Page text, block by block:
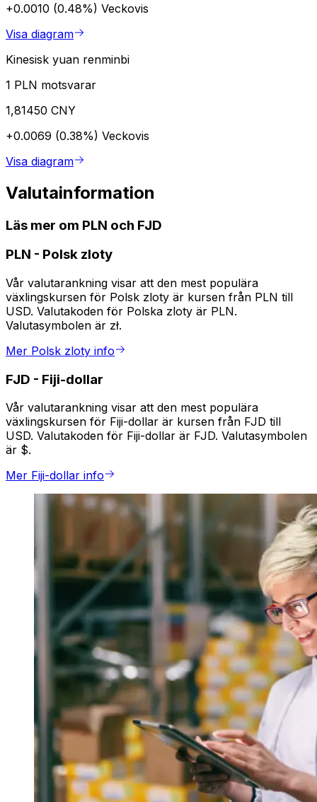
+0.0010 (0.48%) Veckovis
Visa diagram
Kinesisk yuan renminbi
1 PLN motsvarar
1,81450 CNY
+0.0069 (0.38%) Veckovis
Visa diagram
Valutainformation
Läs mer om PLN och FJD
PLN - Polsk zloty
Vår valutarankning visar att den mest populära
växlingskursen för Polsk zloty är kursen från PLN till
USD. Valutakoden för Polska zloty är PLN.
Valutasymbolen är zł.
Mer Polsk zloty info
FJD - Fiji-dollar
Vår valutarankning visar att den mest populära
växlingskursen för Fiji-dollar är kursen från FJD till
USD. Valutakoden för Fiji-dollar är FJD. Valutasymbolen
är $.
Mer Fiji-dollar info